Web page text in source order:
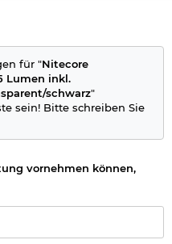
.
für "Nitecore
Lumen inkl.
schwarz"
sein! Bitte schreiben Sie
vornehmen können,